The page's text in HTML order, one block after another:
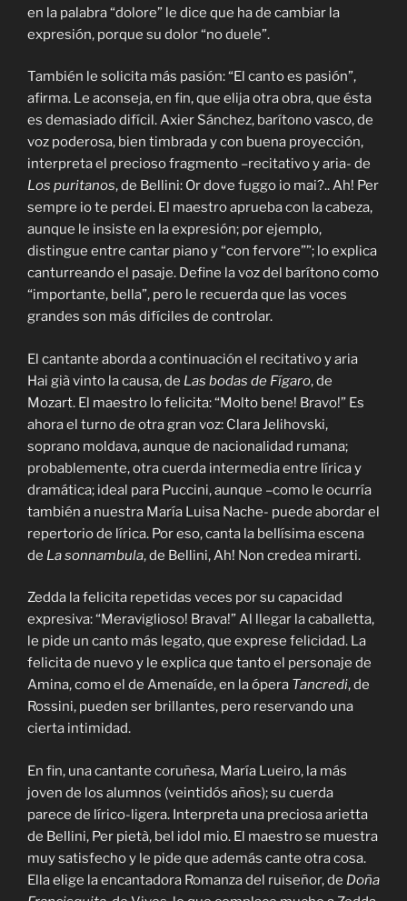
en la palabra “dolore” le dice que ha de cambiar la
expresión, porque su dolor “no duele”.
También le solicita más pasión: “El canto es pasión”,
afirma. Le aconseja, en fin, que elija otra obra, que ésta
es demasiado difícil. Axier Sánchez, barítono vasco, de
voz poderosa, bien timbrada y con buena proyección,
interpreta el precioso fragmento –recitativo y aria- de
Los puritanos, de Bellini: Or dove fuggo io mai?.. Ah! Per
sempre io te perdei. El maestro aprueba con la cabeza,
aunque le insiste en la expresión; por ejemplo,
distingue entre cantar piano y “con fervore””; lo explica
canturreando el pasaje. Define la voz del barítono como
“importante, bella”, pero le recuerda que las voces
grandes son más difíciles de controlar.
El cantante aborda a continuación el recitativo y aria
Hai già vinto la causa, de Las bodas de Fígaro, de
Mozart. El maestro lo felicita: “Molto bene! Bravo!” Es
ahora el turno de otra gran voz: Clara Jelihovski,
soprano moldava, aunque de nacionalidad rumana;
probablemente, otra cuerda intermedia entre lírica y
dramática; ideal para Puccini, aunque –como le ocurría
también a nuestra María Luisa Nache- puede abordar el
repertorio de lírica. Por eso, canta la bellísima escena
de La sonnambula, de Bellini, Ah! Non credea mirarti.
Zedda la felicita repetidas veces por su capacidad
expresiva: “Meraviglioso! Brava!” Al llegar la caballetta,
le pide un canto más legato, que exprese felicidad. La
felicita de nuevo y le explica que tanto el personaje de
Amina, como el de Amenaíde, en la ópera Tancredi, de
Rossini, pueden ser brillantes, pero reservando una
cierta intimidad.
En fin, una cantante coruñesa, María Lueiro, la más
joven de los alumnos (veintidós años); su cuerda
parece de lírico-ligera. Interpreta una preciosa arietta
de Bellini, Per pietà, bel idol mio. El maestro se muestra
muy satisfecho y le pide que además cante otra cosa.
Ella elige la encantadora Romanza del ruiseñor, de Doña